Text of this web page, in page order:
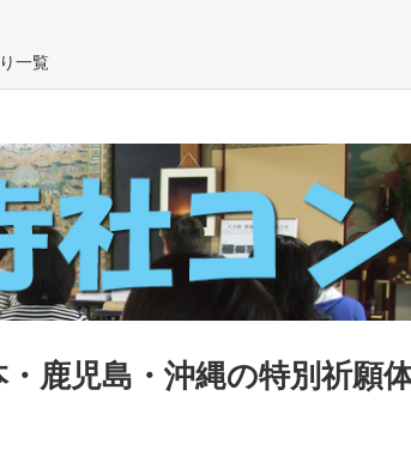
一覧
鹿児島・沖縄の特別祈願